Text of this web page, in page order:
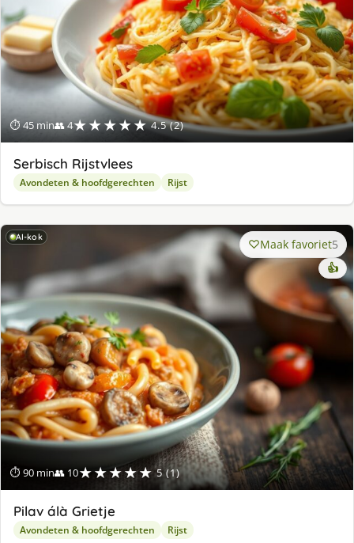
⏱ 45 min👥 4★★★★★ 4.5 (2)
Serbisch Rijstvlees
Avondeten & hoofdgerechten Rijst
AI-kok
⏱ 90 min👥 10★★★★★ 5 (1)
Maak favoriet5
👍
Pilav álà Grietje
Avondeten & hoofdgerechten Rijst